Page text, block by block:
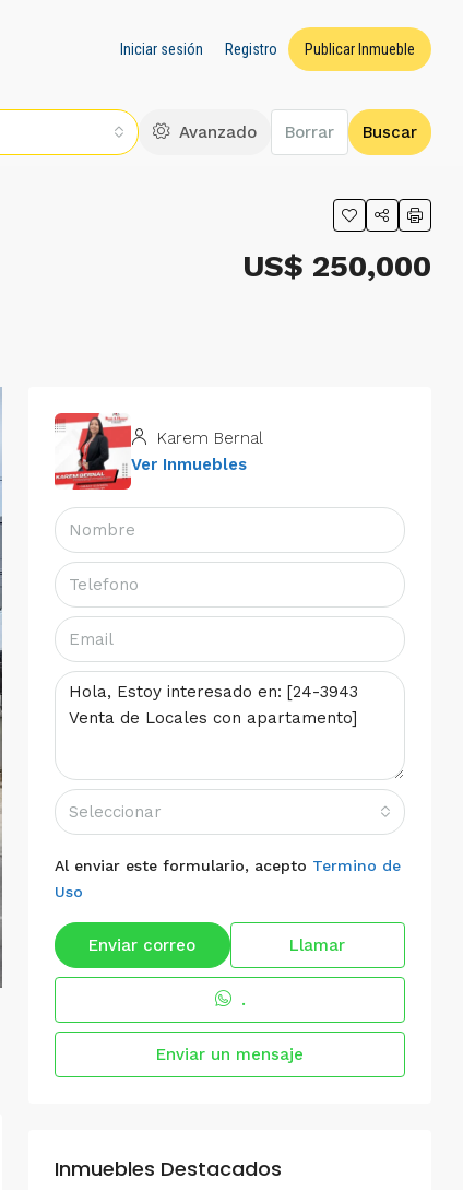
Iniciar sesión Registro Publicar Inmueble
Avanzado Borrar Buscar
US$ 250,000
Karem Bernal
Ver Inmuebles
Seleccionar
Al enviar este formulario, acepto Termino de
Uso
Enviar correo Llamar
.
Enviar un mensaje
Inmuebles Destacados